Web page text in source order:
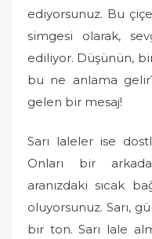
ediyorsunuz. Bu
simgesi olarak,
ediliyor. Düşünün,
bu ne anlama
gelen bir mesaj!
Sarı laleler ise
Onları bir
aranızdaki sıcak
oluyorsunuz. Sarı,
bir ton. Sarı lale